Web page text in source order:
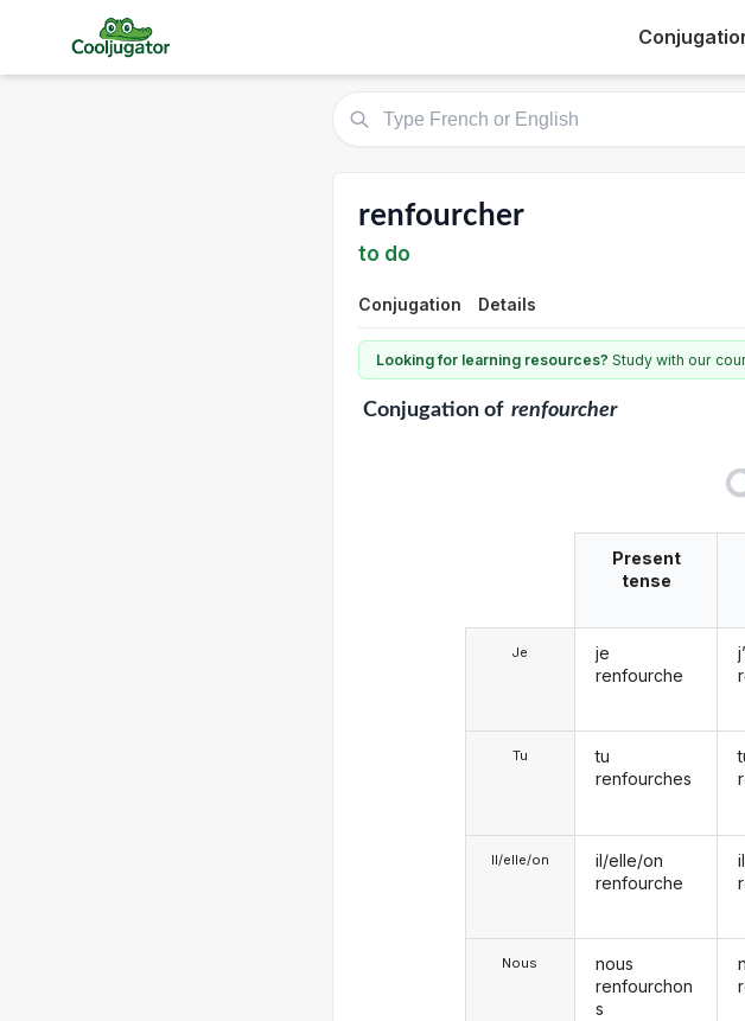
renfourcher
to do
Conjugation Details
Looking for learning resources? Study with our
Conjugationof renfourcher
Je
Tu
Il/elle/on
Nous
Present
tense
je
renfourche
tu
renfourches
il/elle/on
renfourche
nous
renfourchon
s